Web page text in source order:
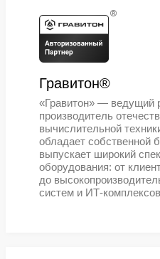
система
StarVault®.
Orion soft®
Минцифры